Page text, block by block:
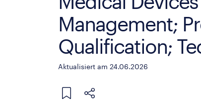
Management;
Qualification;
Aktualisiert am 24.06.2026